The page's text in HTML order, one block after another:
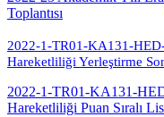
Toplantısı
2022-1-TR01-KA131-
Hareketliliği Yerleştirme
2022-1-TR01-KA131-
Hareketliliği Puan Sıralı